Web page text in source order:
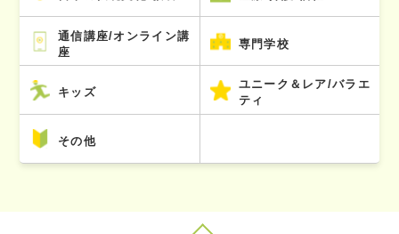
通信講座/オンライン講
座
専門学校
キッズ
ユニーク＆レア/バラエ
ティ
その他